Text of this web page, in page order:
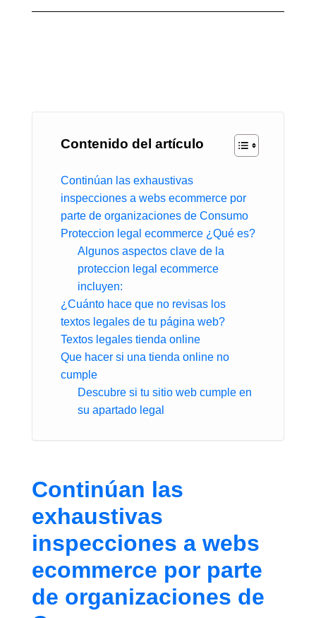
Contenido del artículo
Continúan las exhaustivas
inspecciones a webs ecommerce por
parte de organizaciones de Consumo
Proteccion legal ecommerce ¿Qué es?
Algunos aspectos clave de la
proteccion legal ecommerce
incluyen:
¿Cuánto hace que no revisas los
textos legales de tu página web?
Textos legales tienda online
Que hacer si una tienda online no
cumple
Descubre si tu sitio web cumple en
su apartado legal
Continúan las
exhaustivas
inspecciones a webs
ecommerce por parte
de organizaciones de